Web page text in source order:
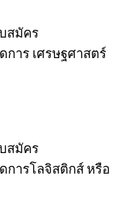
สมัคร
าร เศรษฐศาสตร์
สมัคร
การโลจิสติกส์ หรือ